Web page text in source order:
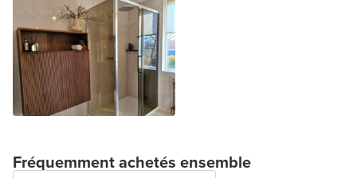
Fréquemment achetés ensemble